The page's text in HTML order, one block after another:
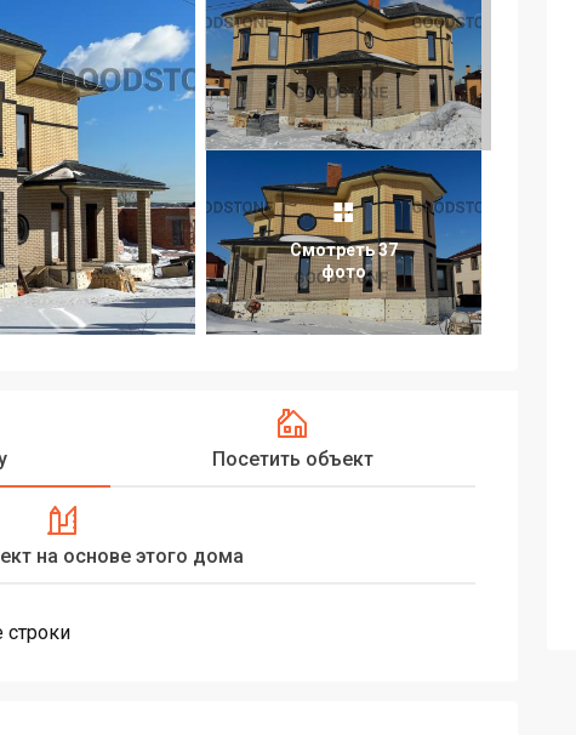
Смотреть 37
фото
Посетить объект
на основе этого дома
строки